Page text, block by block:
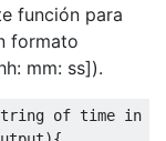
función para
formato
mm: ss]).
of time in